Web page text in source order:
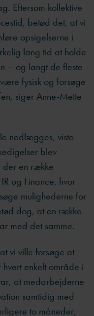
Eftersom kollektive
betød det, at vi
opsigelserne i
lang tid at holde
– og langt de fleste
fysisk og forsøge
siger Anne-Mette
nedlægges, viste
blev
en række
og Finance, hvor
mulighederne for
dog, at en række
med det samme.
vi ville forsøge at
enkelt område i
at medarbejderne
samtidig med
to måneder,